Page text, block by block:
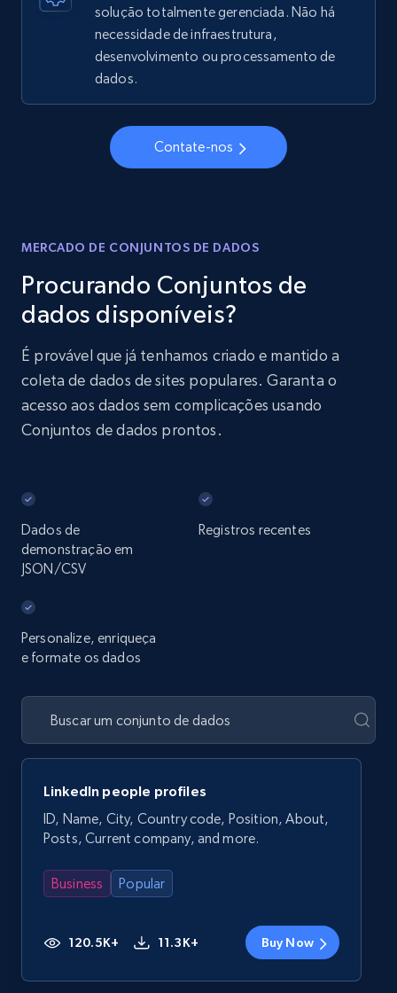
solução totalmente gerenciada. Não há
necessidade de infraestrutura,
desenvolvimento ou processamento de
dados.
Contate-nos
MERCADO DE CONJUNTOS DE DADOS
Procurando Conjuntos de
dados disponíveis?
É provável que já tenhamos criado e mantido a
coleta de dados de sites populares. Garanta o
acesso aos dados sem complicações usando
Conjuntos de dados prontos.
Dados de
demonstração em
JSON/CSV
Registros recentes
Personalize, enriqueça
e formate os dados
LinkedIn people profiles
ID, Name, City, Country code, Position, About,
Posts, Current company, and more.
Business Popular
120.5K+ 11.3K+ Buy Now